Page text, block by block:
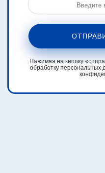
Нажимая на кнопку
обработку персональных